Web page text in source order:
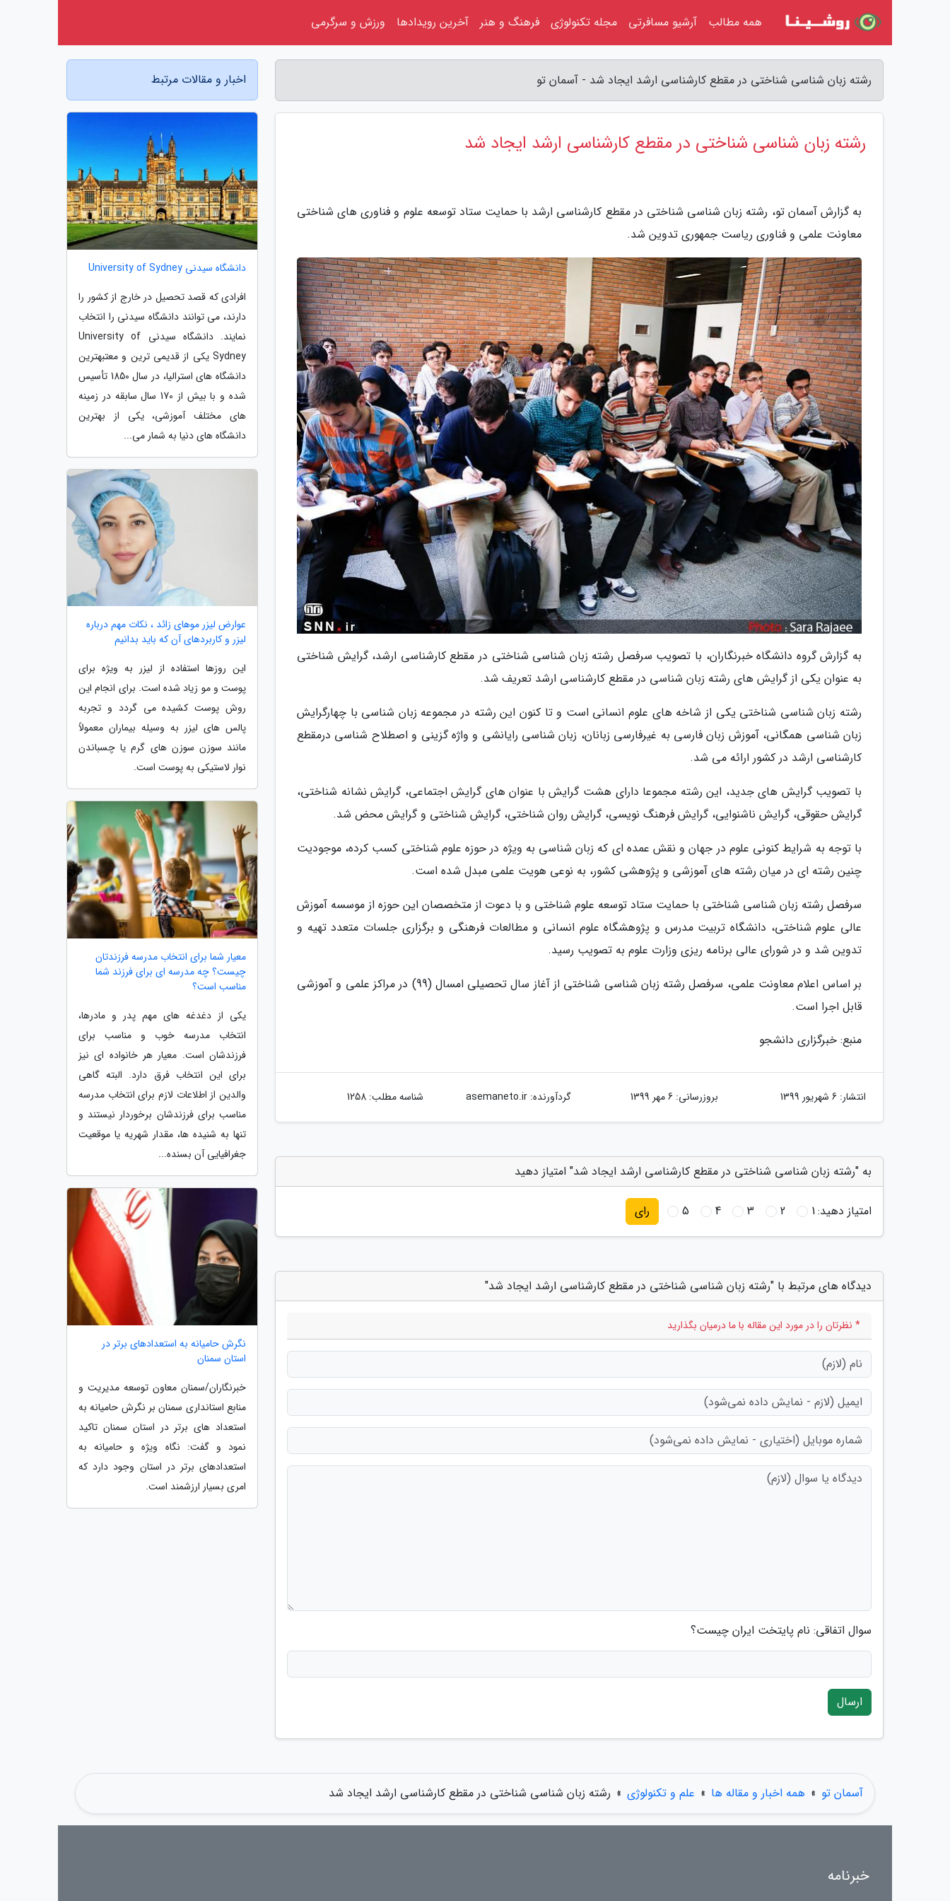
رشته زبان شناسی شناختی در مقطع کارشناسی ارشد ایجاد شد - آسمان تو
رشته زبان شناسی شناختی در مقطع کارشناسی ارشد ایجاد شد
به گزارش آسمان تو، رشته زبان شناسی شناختی در مقطع کارشناسی ارشد با حمایت ستاد توسعه علوم و فناوری های شناختی
معاونت علمی و فناوری ریاست جمهوری تدوین شد.
به گزارش گروه دانشگاه خبرنگاران، با تصویب سرفصل رشته زبان شناسی شناختی در مقطع کارشناسی ارشد، گرایش شناختی
به عنوان یکی از گرایش های رشته زبان شناسی در مقطع کارشناسی ارشد تعریف شد.
رشته زبان شناسی شناختی یکی از شاخه های علوم انسانی است و تا کنون این رشته در مجموعه زبان شناسی با چهارگرایش
زبان شناسی همگانی، آموزش زبان فارسی به غیرفارسی زبانان، زبان شناسی رایانشی و واژه گزینی و اصطلاح شناسی درمقطع
کارشناسی ارشد در کشور ارائه می شد.
با تصویب گرایش های جدید، این رشته مجموعا دارای هشت گرایش با عنوان های گرایش اجتماعی، گرایش نشانه شناختی،
گرایش حقوقی، گرایش ناشنوایی، گرایش فرهنگ نویسی، گرایش روان شناختی، گرایش شناختی و گرایش محض شد.
با توجه به شرایط کنونی علوم در جهان و نقش عمده ای که زبان شناسی به ویژه در حوزه علوم شناختی کسب کرده، موجودیت
چنین رشته ای در میان رشته های آموزشی و پژوهشی کشور، به نوعی هویت علمی مبدل شده است.
سرفصل رشته زبان شناسی شناختی با حمایت ستاد توسعه علوم شناختی و با دعوت از متخصصان این حوزه از موسسه آموزش
عالی علوم شناختی، دانشگاه تربیت مدرس و پژوهشگاه علوم انسانی و مطالعات فرهنگی و برگزاری جلسات متعدد تهیه و
تدوین شد و در شورای عالی برنامه ریزی وزارت علوم به تصویب رسید.
بر اساس اعلام معاونت علمی، سرفصل رشته زبان شناسی شناختی از آغاز سال تحصیلی امسال (99) در مراکز علمی و آموزشی
قابل اجرا است.
منبع: خبرگزاری دانشجو
انتشار: 6 شهریور 1399 بروزرسانی: 6 مهر 1399 گردآورنده:asemaneto.ir شناسه مطلب: 1258
به "رشته زبان شناسی شناختی در مقطع کارشناسی ارشد ایجاد شد" امتیاز دهید
امتیاز دهید:1
2
3
4
5 رای
دیدگاه های مرتبط با "رشته زبان شناسی شناختی در مقطع کارشناسی ارشد ایجاد شد"
* نظرتان را در مورد این مقاله با ما درمیان بگذارید
سوال اتفاقی: نام پایتخت ایران چیست؟
ارسال
اخبار و مقالات مرتبط
دانشگاه سیدنی University of Sydney
افرادی که قصد تحصیل در خارج از کشور را
دارند، می توانند دانشگاه سیدنی را انتخاب
نمایند. دانشگاه سیدنی University of
Sydney یکی از قدیمی ترین و معتبهترین
دانشگاه های استرالیا، در سال 1850 تأسیس
شده و با بیش از 170 سال سابقه در زمینه
های مختلف آموزشی، یکی از بهترین
دانشگاه های دنیا به شمار می...
عوارض لیزر موهای زائد ، نکات مهم درباره
لیزر و کاربردهای آن که باید بدانیم
این روزها استفاده از لیزر به ویژه برای
پوست و مو زیاد شده است. برای انجام این
روش پوست کشیده می گردد و تجربه
پالس های لیزر به وسیله بیماران معمولاً
مانند سوزن سوزن های گرم یا چسباندن
نوار لاستیکی به پوست است.
معیار شما برای انتخاب مدرسه فرزندتان
چیست؟ چه مدرسه ای برای فرزند شما
مناسب است؟
یکی از دغدغه های مهم پدر و مادرها،
انتخاب مدرسه خوب و مناسب برای
فرزندشان است. معیار هر خانواده ای نیز
برای این انتخاب فرق دارد. البته گاهی
والدین از اطلاعات لازم برای انتخاب مدرسه
مناسب برای فرزندشان برخوردار نیستند و
تنها به شنیده ها، مقدار شهریه یا موقعیت
جغرافیایی آن بسنده...
نگرش حامیانه به استعدادهای برتر در
استان سمنان
خبرنگاران/سمنان معاون توسعه مدیریت و
منابع استانداری سمنان بر نگرش حامیانه به
استعداد های برتر در استان سمنان تاکید
نمود و گفت: نگاه ویژه و حامیانه به
استعدادهای برتر در استان وجود دارد که
امری بسیار ارزشمند است.
آسمان تو » همه اخبار و مقاله ها » علم و تکنولوژی » رشته زبان شناسی شناختی در مقطع کارشناسی ارشد ایجاد شد
همه مطالب آرشیو مسافرتی مجله تکنولوژی فرهنگ و هنر آخرین رویدادها ورزش و سرگرمی
خبرنامه